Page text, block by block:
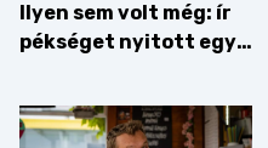
Ilyen sem volt még: ír
pékséget nyitott egy